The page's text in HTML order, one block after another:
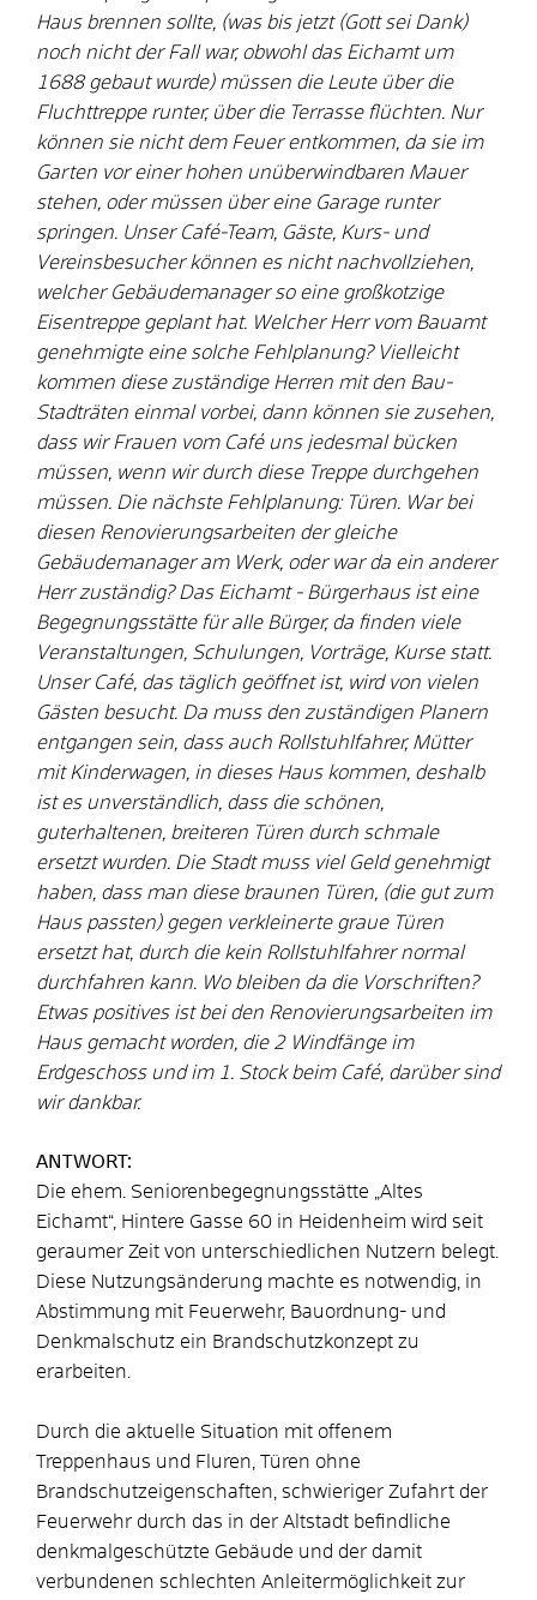
Haus brennen sollte, (was bis jetzt (Gott sei Dank)
noch nicht der Fall war, obwohl das Eichamt um
1688 gebaut wurde) müssen die Leute über die
Fluchttreppe runter, über die Terrasse flüchten. Nur
können sie nicht dem Feuer entkommen, da sie im
Garten vor einer hohen unüberwindbaren Mauer
stehen, oder müssen über eine Garage runter
springen. Unser Café-Team, Gäste, Kurs- und
Vereinsbesucher können es nicht nachvollziehen,
welcher Gebäudemanager so eine großkotzige
Eisentreppe geplant hat. Welcher Herr vom Bauamt
genehmigte eine solche Fehlplanung? Vielleicht
kommen diese zuständige Herren mit den Bau-
Stadträten einmal vorbei, dann können sie zusehen,
dass wir Frauen vom Café uns jedesmal bücken
müssen, wenn wir durch diese Treppe durchgehen
müssen. Die nächste Fehlplanung: Türen. War bei
diesen Renovierungsarbeiten der gleiche
Gebäudemanager am Werk, oder war da ein anderer
Herr zuständig? Das Eichamt - Bürgerhaus ist eine
Begegnungsstätte für alle Bürger, da finden viele
Veranstaltungen, Schulungen, Vorträge, Kurse statt.
Unser Café, das täglich geöffnet ist, wird von vielen
Gästen besucht. Da muss den zuständigen Planern
entgangen sein, dass auch Rollstuhlfahrer, Mütter
mit Kinderwagen, in dieses Haus kommen, deshalb
ist es unverständlich, dass die schönen,
guterhaltenen, breiteren Türen durch schmale
ersetzt wurden. Die Stadt muss viel Geld genehmigt
haben, dass man diese braunen Türen, (die gut zum
Haus passten) gegen verkleinerte graue Türen
ersetzt hat, durch die kein Rollstuhlfahrer normal
durchfahren kann. Wo bleiben da die Vorschriften?
Etwas positives ist bei den Renovierungsarbeiten im
Haus gemacht worden, die 2 Windfänge im
Erdgeschoss und im 1. Stock beim Café, darüber sind
wir dankbar.
ANTWORT:
Die ehem. Seniorenbegegnungsstätte „Altes
Eichamt“, Hintere Gasse 60 in Heidenheim wird seit
geraumer Zeit von unterschiedlichen Nutzern belegt.
Diese Nutzungsänderung machte es notwendig, in
Abstimmung mit Feuerwehr, Bauordnung- und
Denkmalschutz ein Brandschutzkonzept zu
erarbeiten.
Durch die aktuelle Situation mit offenem
Treppenhaus und Fluren, Türen ohne
Brandschutzeigenschaften, schwieriger Zufahrt der
Feuerwehr durch das in der Altstadt befindliche
denkmalgeschützte Gebäude und der damit
verbundenen schlechten Anleitermöglichkeit zur